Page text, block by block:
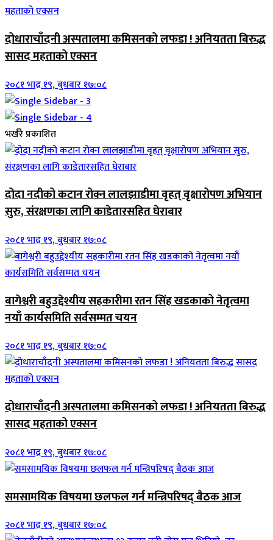
दोधाराचाँदनी अस्पतालमा कमिसनको लफडा ! अनियतता बिरुद्ध
सासद महताको एक्सन
२०८१ भाद्र १९, बुधबार १७:०८
भर्खरै प्रकाशित
दोदा नदीको कटान रोक्न लालझाडीमा वृहत् वृक्षारोपण अभियान
सुरु, संरक्षणका लागि काडेतारसहित घेराबार
२०८१ भाद्र १९, बुधबार १७:०८
बागेश्वरी बहुउद्देश्यीय सहकारीमा रतन सिंह खडकाको नेतृत्वमा
नयाँ कार्यसमिति सर्वसम्मत चयन
२०८१ भाद्र १९, बुधबार १७:०८
दोधाराचाँदनी अस्पतालमा कमिसनको लफडा ! अनियतता बिरुद्ध
सासद महताको एक्सन
२०८१ भाद्र १९, बुधबार १७:०८
समसामयिक विषयमा छलफल गर्न मन्त्रिपरिषद् बैठक आज
२०८१ भाद्र १९, बुधबार १७:०८